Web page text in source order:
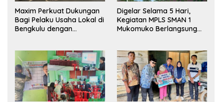
Maxim Perkuat Dukungan
Bagi Pelaku Usaha Lokal di
Bengkulu dengan
Pasar
Digelar Selama 5 Hari,
Kegiatan MPLS SMAN 1
Mukomuko Berlangsung